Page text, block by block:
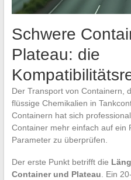
Schwere
Plateau: die
Der Transport von Containern,
flüssige Chemikalien in
Containern hat sich
Container mehr einfach auf ein
Parameter zu überprüfen.
Der erste Punkt betrifft die
Container und Plateau. Ein